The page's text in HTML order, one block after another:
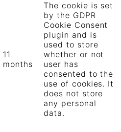
11
months
The cookie is set
by the GDPR
Cookie Consent
plugin and is
used to store
whether or not
user has
consented to the
use of cookies. It
does not store
any personal
data.